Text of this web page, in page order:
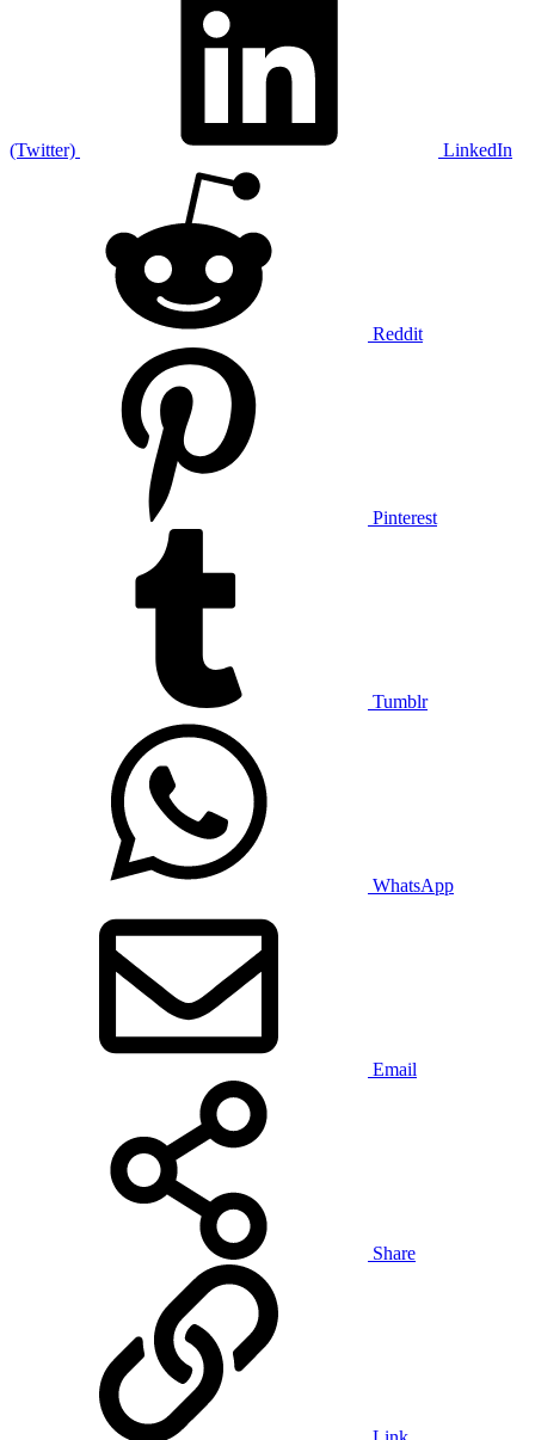
(Twitter) LinkedIn
Reddit
Pinterest
Tumblr
WhatsApp
Email
Share